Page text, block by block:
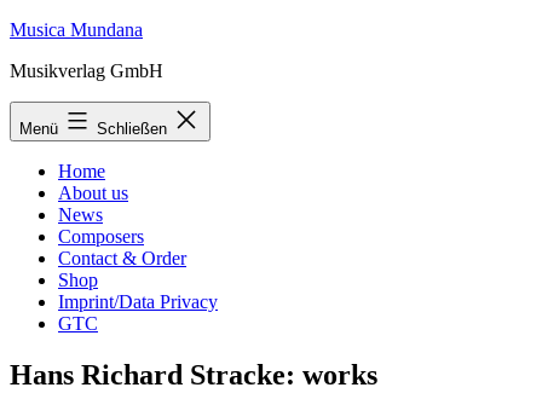
Zum
springen
Musica Mundana
Musikverlag GmbH
Menü Schließen
Home
About us
News
Composers
Contact & Order
Shop
Imprint/Data Privacy
GTC
Hans Richard Stracke: works